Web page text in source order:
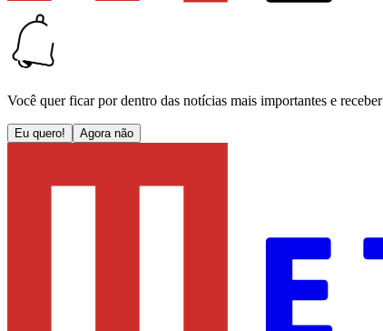
Você quer ficar por dentro das notícias mais importantes e receber
Eu quero! Agora não